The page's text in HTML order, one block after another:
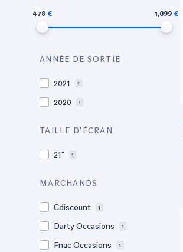
478 1,099
ANNÉE DE SORTIE
2021 1
2020 1
TAILLE D'ÉCRAN
21" 1
MARCHANDS
Cdiscount 1
Darty Occasions 1
Fnac Occasions 1